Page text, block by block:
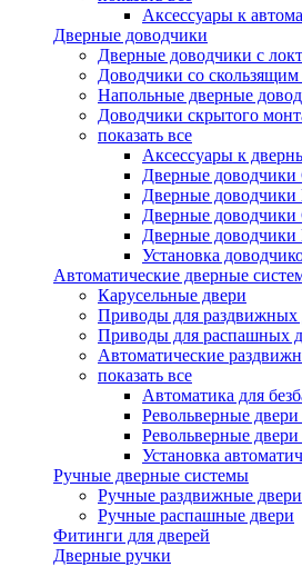
Аксессуары к
Дверные доводчики
Дверные доводчики с
Доводчики со
Напольные дверные
Доводчики скрытого
показать все
Аксессуары к
Дверные доводчики
Дверные
Дверные доводчики
Дверные
Установка
Автоматические дверные
Карусельные двери
Приводы для раздвижных
Приводы для распашных
Автоматические
показать все
Автоматика для
Револьверные двери
Револьверные
Установка
Ручные дверные системы
Ручные раздвижные двери
Ручные распашные двери
Фитинги для дверей
Дверные ручки